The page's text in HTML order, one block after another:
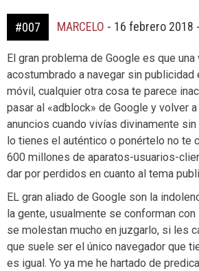
#007 MARCELO - 16 febrero 2018
El gran problema de Google es que
acostumbrado a navegar sin publicidad
móvil, cualquier otra cosa te parece
pasar al «adblock» de Google y volver
anuncios cuando vivías divinamente
lo tienes el auténtico o ponértelo no te
600 millones de aparatos-usuarios-
dar por perdidos en cuanto al tema
EL gran aliado de Google son la
la gente, usualmente se conforman
se molestan mucho en juzgarlo, si les
que suele ser el único navegador que
es igual. Yo ya me he hartado de